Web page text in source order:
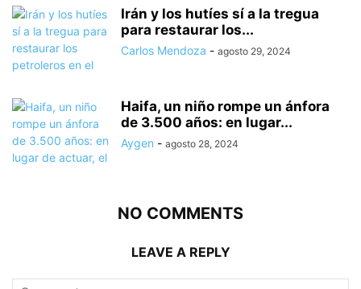
Irán y los hutíes sí a la tregua
para restaurar los...
Carlos Mendoza - agosto 29, 2024
Haifa, un niño rompe un ánfora
de 3.500 años: en lugar...
Aygen - agosto 28, 2024
NO COMMENTS
LEAVE A REPLY